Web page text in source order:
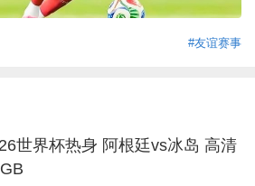
#友谊赛事
世界杯热身 阿根廷vs冰岛 高清